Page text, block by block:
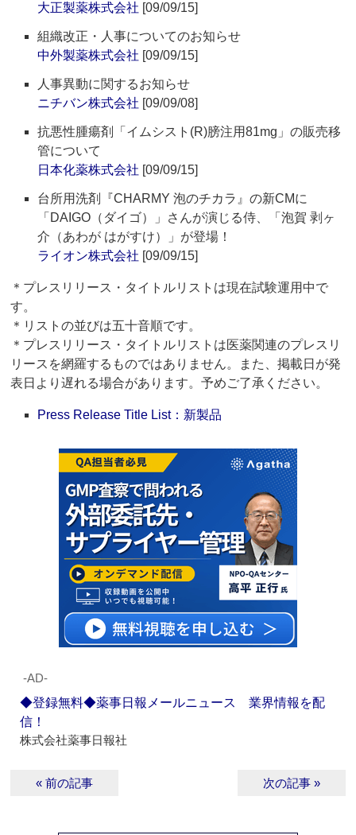
大正製薬株式会社 [09/09/15]
組織改正・人事についてのお知らせ
中外製薬株式会社 [09/09/15]
人事異動に関するお知らせ
ニチバン株式会社 [09/09/08]
抗悪性腫瘍剤「イムシスト(R)膀注用81mg」の販売移
管について
日本化薬株式会社 [09/09/15]
台所用洗剤『CHARMY 泡のチカラ』の新CMに
「DAIGO（ダイゴ）」さんが演じる侍、「泡賀 剥ヶ
介（あわが はがすけ）」が登場！
ライオン株式会社 [09/09/15]
＊プレスリリース・タイトルリストは現在試験運用中で
す。
＊リストの並びは五十音順です。
＊プレスリリース・タイトルリストは医薬関連のプレスリ
リースを網羅するものではありません。また、掲載日が発
表日より遅れる場合があります。予めご了承ください。
Press Release Title List：新製品
‐AD‐
◆登録無料◆薬事日報メールニュース 業界情報を配
信！
株式会社薬事日報社
« 前の記事 次の記事 »